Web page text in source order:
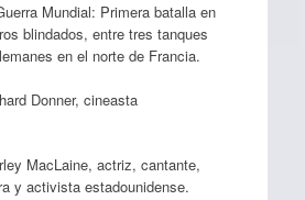
Mundial: Primera batalla en
blindados, entre tres tanques
en el norte de Francia.
Donner, cineasta
MacLaine, actriz, cantante,
y activista estadounidense.